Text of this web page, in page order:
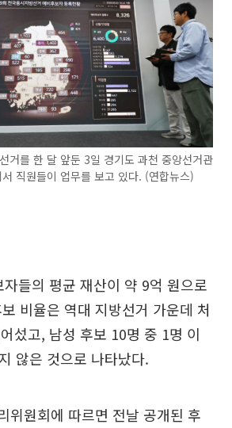
거를 한 달 앞둔 3일 경기도 과천 중앙선거관
직원들이 업무를 보고 있다. (연합뉴스)
자들의 평균 재산이 약 9억 원으로
비율은 역대 지방선거 가운데 처
섰고, 남성 후보 10명 중 1명 이
않은 것으로 나타났다.
위원회에 따르면 전날 공개된 후